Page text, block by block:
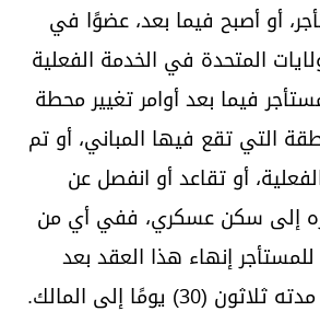
أو أصبح فيما بعد، عضوًا في
المتحدة في الخدمة الفعلية
فيما بعد أوامر تغيير محطة
التي تقع فيها المباني، أو تم
أو تقاعد أو انفصل عن
إلى سكن عسكري، ففي أي من
إنهاء هذا العقد بعد
تقديم إشعار خطي مدته ثلاثون (30) يومًا إلى المالك.